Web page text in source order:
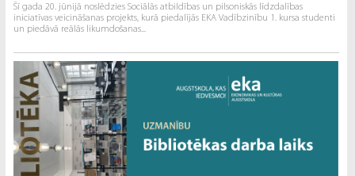
Šī gada 20. jūnijā noslēdzies Sociālās atbildības un pilsoniskās līdzdalības
iniciatīvas veicināšanas projekts, kurā piedalījās EKA Vadībzinību 1. kursa studenti
un piedāvā reālās likumdošanas...